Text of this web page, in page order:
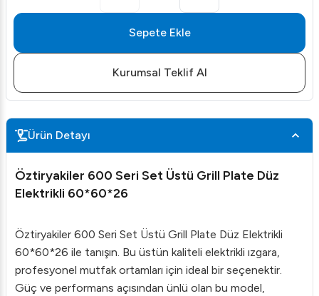
Sepete Ekle
Kurumsal Teklif Al
Ürün Detayı
Öztiryakiler 600 Seri Set Üstü Grill Plate Düz
Elektrikli 60*60*26
Öztiryakiler 600 Seri Set Üstü Grill Plate Düz Elektrikli
60*60*26 ile tanışın. Bu üstün kaliteli elektrikli ızgara,
profesyonel mutfak ortamları için ideal bir seçenektir.
Güç ve performans açısından ünlü olan bu model,